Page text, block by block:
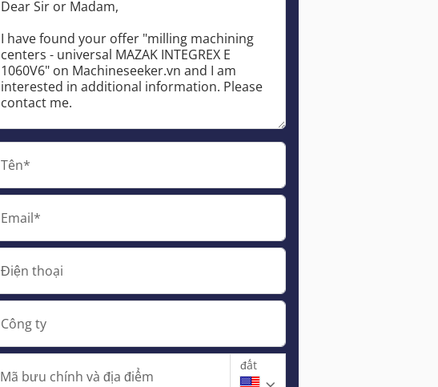
Tên*
Email*
Điện thoại
Công ty
Mã bưu chính và địa điểm
đất